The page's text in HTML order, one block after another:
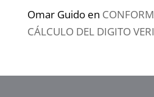
Omar Guidoen
CÁLCULO DEL DIGITO